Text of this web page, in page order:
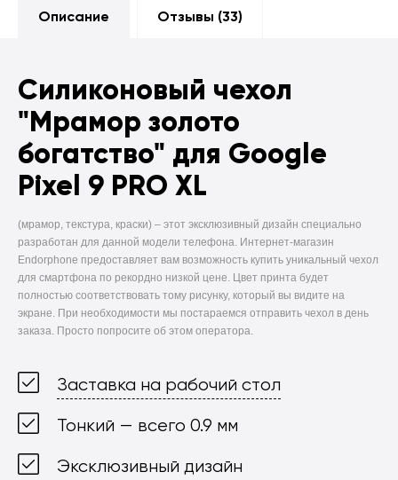
Описание Отзывы (33)
Силиконовый чехол
"Мрамор золото
богатство" для Google
Pixel 9 PRO XL
(мрамор, текстура, краски) – этот эксклюзивный дизайн специально
разработан для данной модели телефона. Интернет-магазин
Endorphone предоставляет вам возможность купить уникальный чехол
для смартфона по рекордно низкой цене. Цвет принта будет
полностью соответствовать тому рисунку, который вы видите на
экране. При необходимости мы постараемся отправить чехол в день
заказа. Просто попросите об этом оператора.
Заставка на рабочий стол
Тонкий — всего 0.9 мм
Эксклюзивный дизайн